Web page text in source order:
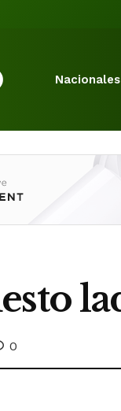
Nacionales
0